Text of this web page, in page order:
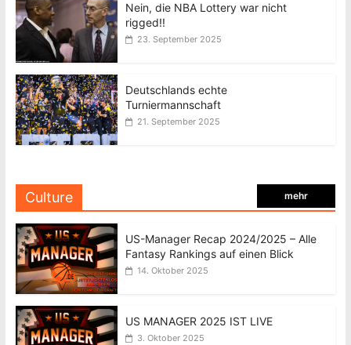
Nein, die NBA Lottery war nicht
rigged!!
23. September 2025
Deutschlands echte
Turniermannschaft
21. September 2025
Culture mehr
US-Manager Recap 2024/2025 – Alle
Fantasy Rankings auf einen Blick
14. Oktober 2025
US MANAGER 2025 IST LIVE
3. Oktober 2025